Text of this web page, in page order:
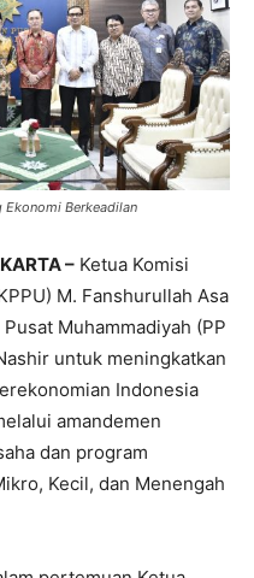
Ekonomi Berkeadilan
– Ketua Komisi
M. Fanshurullah Asa
Muhammadiyah (PP
untuk meningkatkan
Indonesia
amandemen
dan program
Kecil, dan Menengah